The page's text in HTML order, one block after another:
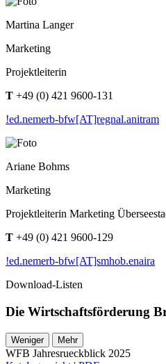
Martina Langer
Marketing
Projektleiterin
T +49 (0) 421 9600-131
!ed.nemerb-bfw[AT]regnal.anitram
Ariane Bohms
Marketing
Projektleiterin Marketing
T +49 (0) 421 9600-129
!ed.nemerb-bfw[AT]smhob.enaira
Download-Listen
Die Wirtschaftsförderung
Weniger Mehr
WFB Jahresrueckblick 2025